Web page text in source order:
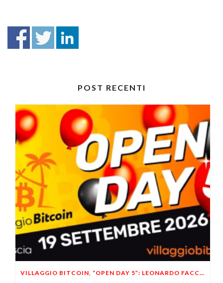
POST RECENTI
VILLAGGIO BITCOIN, “OPEN DAY 5”: LEONARDO FACCO OSPITE A BRESCIA